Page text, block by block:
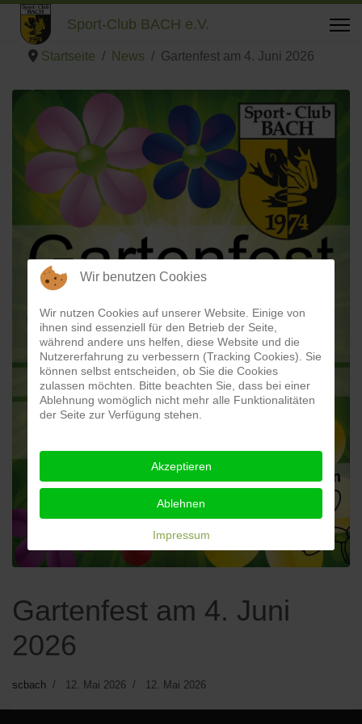
Sport-Club BACH e.V.
Startseite News Gartenfest am 4. Juni 2026
Gartenfest am 4. Juni
2026
scbach 12. Mai 2026 12. Mai 2026
Wir benutzen Cookies
Wir nutzen Cookies auf unserer Website. Einige von
ihnen sind essenziell für den Betrieb der Seite,
während andere uns helfen, diese Website und die
Nutzererfahrung zu verbessern (Tracking Cookies). Sie
können selbst entscheiden, ob Sie die Cookies
zulassen möchten. Bitte beachten Sie, dass bei einer
Ablehnung womöglich nicht mehr alle Funktionalitäten
der Seite zur Verfügung stehen.
Akzeptieren
Ablehnen
Impressum